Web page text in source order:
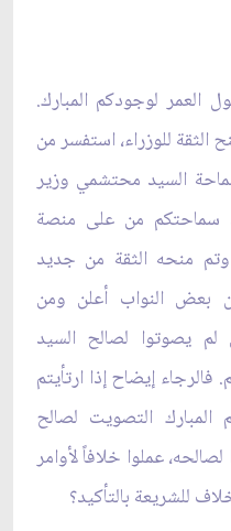
العمر لوجودكم المبارك.
الثقة للوزراء، استفسر من
السيد محتشمي وزير
سماحتكم من على منصة
منحه الثقة من جديد
بعض النواب أعلن ومن
لم يصوتوا لصالح السيد
إيضاح إذا ارتأيتم
التصويت لصالح
عملوا خلافاً لأوامر
للشريعة بالتأكيد؟